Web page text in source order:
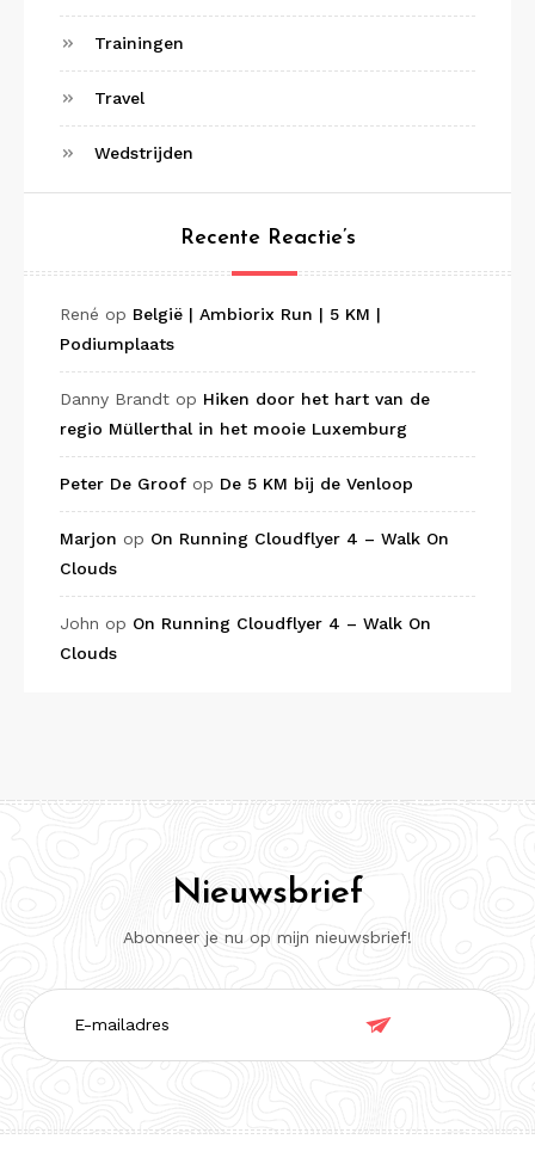
Trainingen
Travel
Wedstrijden
Recente Reactie’s
René op België | Ambiorix Run | 5 KM |
Podiumplaats
Danny Brandt op Hiken door het hart van de
regio Müllerthal in het mooie Luxemburg
Peter De Groof op De 5 KM bij de Venloop
Marjon op On Running Cloudflyer 4 – Walk On
Clouds
John op On Running Cloudflyer 4 – Walk On
Clouds
Nieuwsbrief
Abonneer je nu op mijn nieuwsbrief!
E-
mailadres
